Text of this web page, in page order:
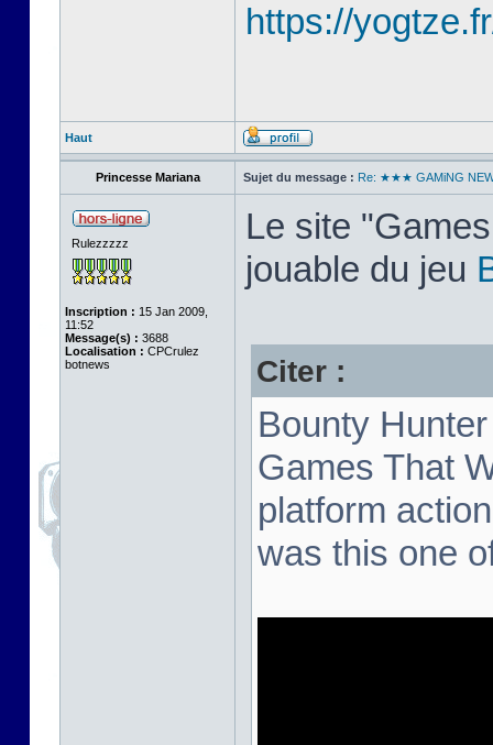
https://
Haut
Princesse Mariana Sujet du message : Re: ★★★ GAMiNG
Rulezzzzz
Inscription : 15 Jan 2009,
11:52
Message(s) : 3688
Localisation : CPCrulez
botnews
Le site
jouable du jeu
Citer :
Bounty
Games That
platform
was this one